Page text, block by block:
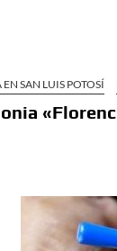
SAN LUIS POTOSÍ